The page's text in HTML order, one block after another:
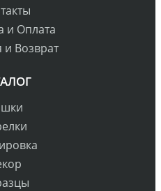
и Оплата
и Возврат